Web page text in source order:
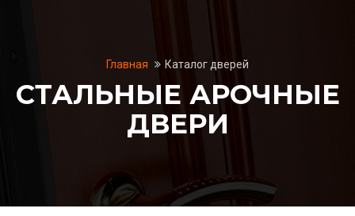
Главная Каталог дверей
СТАЛЬНЫЕ АРОЧНЫЕ
ДВЕРИ